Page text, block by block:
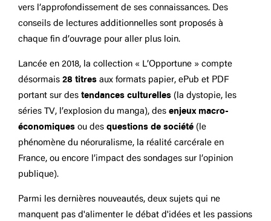
vers l’approfondissement de ses connaissances. Des
conseils de lectures additionnelles sont proposés à
chaque fin d’ouvrage pour aller plus loin.
Lancée en 2018, la collection « L’Opportune » compte
désormais 28 titres aux formats papier, ePub et PDF
portant sur des tendances culturelles (la dystopie, les
séries TV, l’explosion du manga), des enjeux macro-
économiques ou des questions de société (le
phénomène du néoruralisme, la réalité carcérale en
France, ou encore l’impact des sondages sur l’opinion
publique).
Parmi les dernières nouveautés, deux sujets qui ne
manquent pas d'alimenter le débat d'idées et les passions